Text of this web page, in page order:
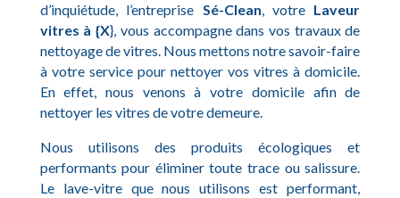
d’inquiétude, l’entreprise Sé-Clean, votre Laveur
vitres à {X}, vous accompagne dans vos travaux de
nettoyage de vitres. Nous mettons notre savoir-faire
à votre service pour nettoyer vos vitres à domicile.
En effet, nous venons à votre domicile afin de
nettoyer les vitres de votre demeure.
Nous utilisons des produits écologiques et
performants pour éliminer toute trace ou salissure.
Le lave-vitre que nous utilisons est performant,